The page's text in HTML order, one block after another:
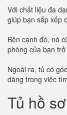
Với chất liệu đa
giúp bạn sắp xếp
Bên cạnh đó, nó
phòng của bạn
Ngoài ra, tủ có
dàng trong việc
Tủ hồ